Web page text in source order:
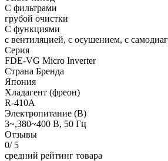
С фильтрами
грубой очистки
С функциями
с вентиляцией, с осушением, с
Серия
FDE-VG Micro Inverter
Страна Бренда
Япония
Хладагент (фреон)
R-410A
Электропитание (В)
3~,380~400 В, 50 Гц
Отзывы
0/ 5
средний рейтинг товара